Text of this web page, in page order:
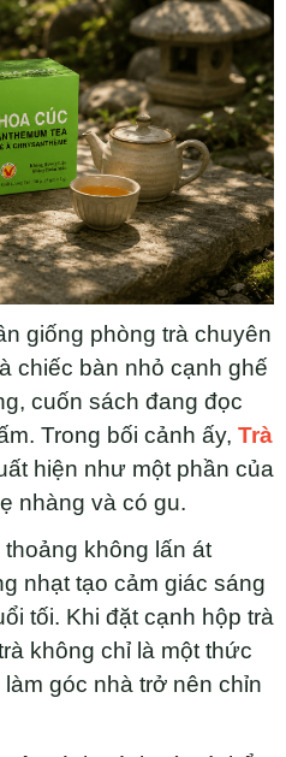
giống phòng trà chuyên
chiếc bàn nhỏ cạnh ghế
cuốn sách đang đọc
Trong bối cảnh ấy, Trà
hiện như một phần của
nhàng và có gu.
không lấn át
nhạt tạo cảm giác sáng
tối. Khi đặt cạnh hộp trà
không chỉ là một thức
góc nhà trở nên chỉn